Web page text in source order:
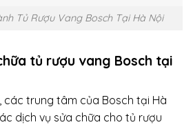
Tủ Rượu Vang Bosch Tại Hà Nội
tủ rượu vang Bosch tại
các trung tâm của Bosch tại Hà
dịch vụ sửa chữa cho tủ rượu